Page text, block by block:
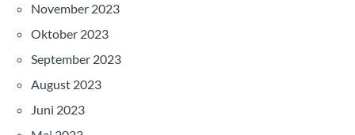
November 2023
Oktober 2023
September 2023
August 2023
Juni 2023